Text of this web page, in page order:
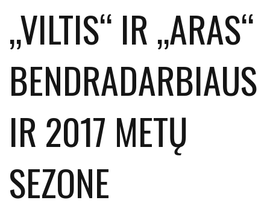
„VILTIS“ IR „ARAS“
BENDRADARBIAUS
IR 2017 METŲ
SEZONE